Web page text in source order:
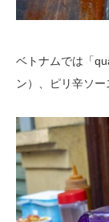
ベトナムでは「
ン）、ピリ辛ソー